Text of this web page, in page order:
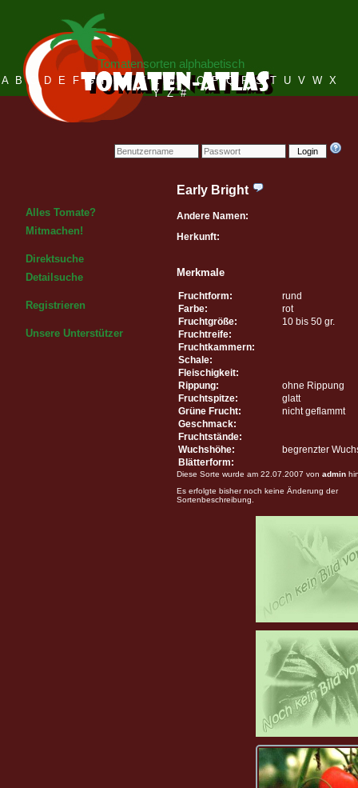
Login
Tomatensorten alphabetisch
A B C D E F G H I J K L M N O P Q R S T U V W X
Y Z #
Alles Tomate?
Mitmachen!
Direktsuche
Detailsuche
Registrieren
Unsere Unterstützer
Early Bright
Andere Namen:
Herkunft:
Merkmale
Fruchtform:
rund
Farbe:
rot
Fruchtgröße:
10 bis 50 gr.
Fruchtreife:
Fruchtkammern:
Schale:
Fleischigkeit:
Rippung:
ohne Rippung
Fruchtspitze:
glatt
Grüne Frucht:
nicht geflammt
Geschmack:
Fruchtstände:
Wuchshöhe:
begrenzter
Blätterform:
Diese Sorte wurde am 22.07.2007 von admin
Es erfolgte bisher noch keine Änderung der
Sortenbeschreibung.